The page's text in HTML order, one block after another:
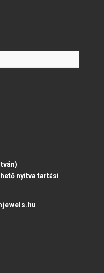
nyitva tartási